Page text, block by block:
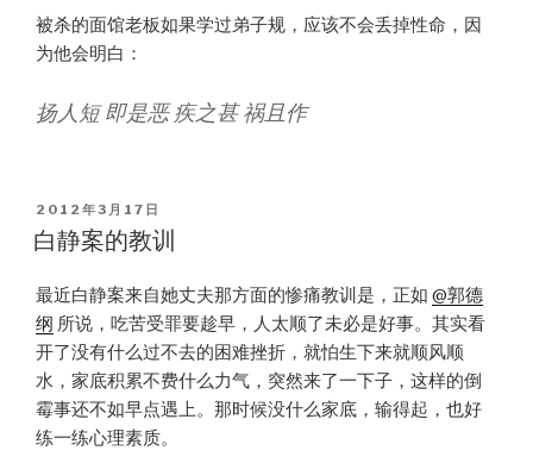
被杀的面馆老板如果学过弟子规，应该不会丢掉性命，因
为他会明白：
扬人短 即是恶 疾之甚 祸且作
POSTED
ON
2012年3月17日
白静案的教训
最近白静案来自她丈夫那方面的惨痛教训是，正如 @郭德
纲 所说，吃苦受罪要趁早，人太顺了未必是好事。其实看
开了没有什么过不去的困难挫折，就怕生下来就顺风顺
水，家底积累不费什么力气，突然来了一下子，这样的倒
霉事还不如早点遇上。那时候没什么家底，输得起，也好
练一练心理素质。